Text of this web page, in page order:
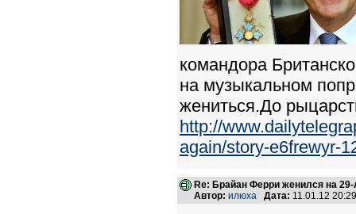
командора
на музыкальном
жениться.До
http://
again/story-e6frewyr-
Re: Брайан Ферри женился на
Автор: илюха Дата: 11.01.12